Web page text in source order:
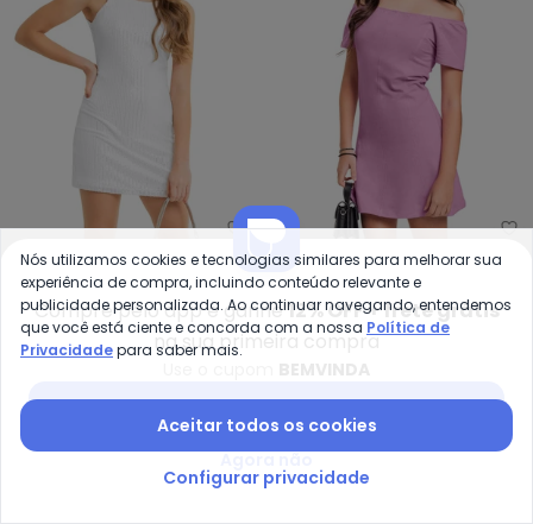
Gloss - Vestido Juvenil de
Vestido Juvenil de Paetê
(Branco)
GLOSS
R$ 73,46R$ 209,90
ou2xdeR$ 36,73semjuros
Vestido Juvenil em
Molecotton (Roxo)
GLOSS
R$ 45,46R$ 129,90
Compre pelo app e ganhe12% OFF + frete grátis
na sua primeira compra
Nós utilizamos cookies e tecnologias similares para melhorar sua
experiência de compra, incluindo conteúdo relevante e
publicidade personalizada. Ao continuar navegando, entendemos
que você está ciente e concorda com a nossa Política de
Privacidadepara saber mais.
Aceitar todos os cookies
Configurar privacidade